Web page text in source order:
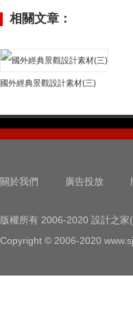
相關文章：
國外經典景觀設計素材(三)
關於我們 廣告投放
版權所有 2006-2020 設計之家
Copyright © 2006-2020